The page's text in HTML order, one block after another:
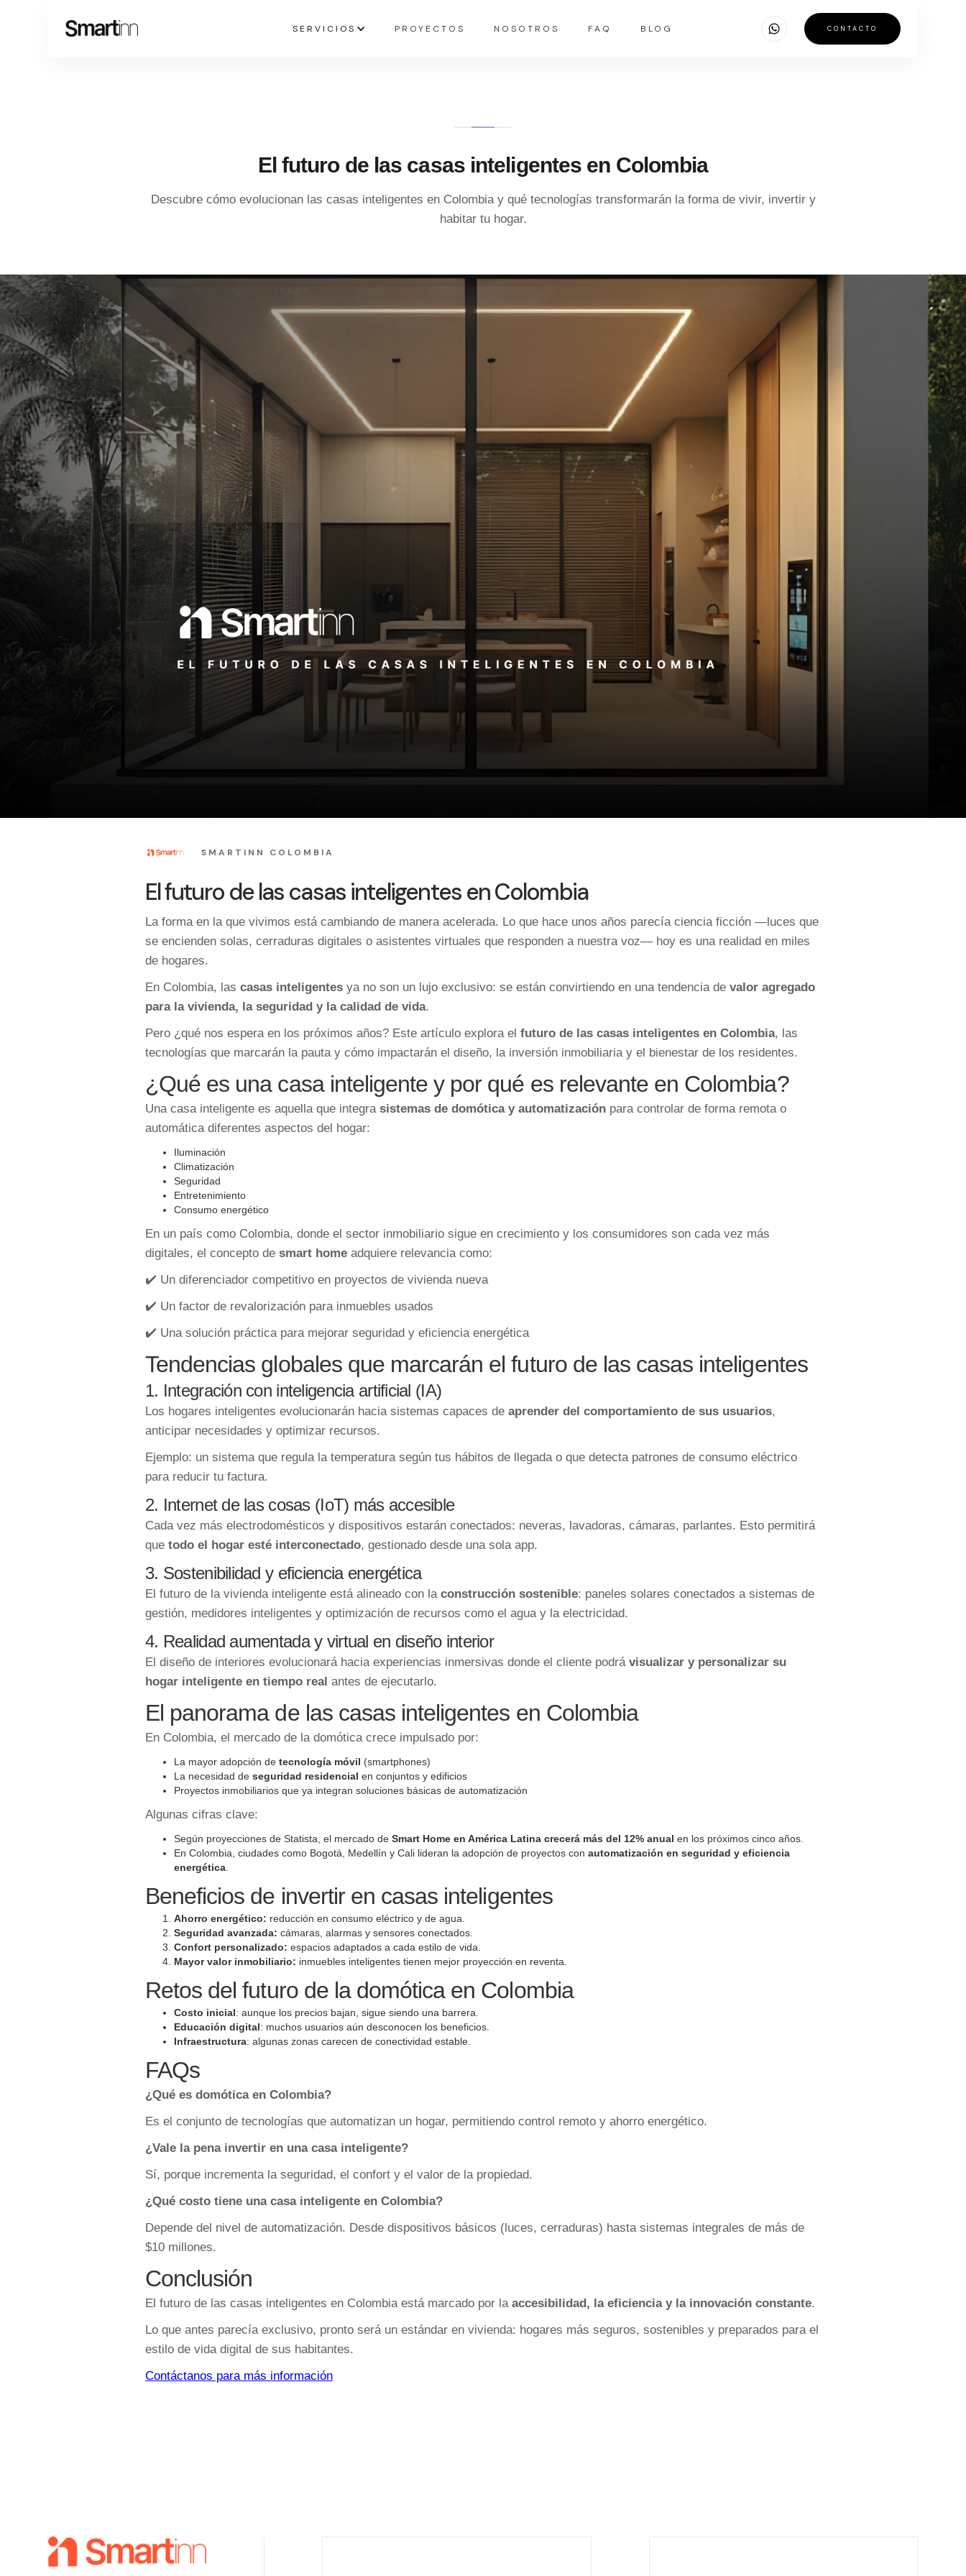
SERVICIOS PROYECTOS NOSOTROS FAQ BLOG CONTACTO
El futuro de las casas inteligentes en Colombia
Descubre cómo evolucionan las casas inteligentes en Colombia y qué tecnologías transformarán la forma de vivir, invertir y
habitar tu hogar.
SMARTINN COLOMBIA
El futuro de las casas inteligentes en Colombia
La forma en la que vivimos está cambiando de manera acelerada. Lo que hace unos años parecía ciencia ficción —luces que
se encienden solas, cerraduras digitales o asistentes virtuales que responden a nuestra voz— hoy es una realidad en miles
de hogares.
En Colombia, las casas inteligentes ya no son un lujo exclusivo: se están convirtiendo en una tendencia de valor agregado
para la vivienda, la seguridad y la calidad de vida.
Pero ¿qué nos espera en los próximos años? Este artículo explora el futuro de las casas inteligentes en Colombia, las
tecnologías que marcarán la pauta y cómo impactarán el diseño, la inversión inmobiliaria y el bienestar de los residentes.
¿Qué es una casa inteligente y por qué es relevante en Colombia?
Una casa inteligente es aquella que integra sistemas de domótica y automatización para controlar de forma remota o
automática diferentes aspectos del hogar:
Iluminación
Climatización
Seguridad
Entretenimiento
Consumo energético
En un país como Colombia, donde el sector inmobiliario sigue en crecimiento y los consumidores son cada vez más
digitales, el concepto de smart home adquiere relevancia como:
✔️ Un diferenciador competitivo en proyectos de vivienda nueva
✔️ Un factor de revalorización para inmuebles usados
✔️ Una solución práctica para mejorar seguridad y eficiencia energética
Tendencias globales que marcarán el futuro de las casas inteligentes
1. Integración con inteligencia artificial (IA)
Los hogares inteligentes evolucionarán hacia sistemas capaces de aprender del comportamiento de sus usuarios,
anticipar necesidades y optimizar recursos.
Ejemplo: un sistema que regula la temperatura según tus hábitos de llegada o que detecta patrones de consumo eléctrico
para reducir tu factura.
2. Internet de las cosas (IoT) más accesible
Cada vez más electrodomésticos y dispositivos estarán conectados: neveras, lavadoras, cámaras, parlantes. Esto permitirá
que todo el hogar esté interconectado, gestionado desde una sola app.
3. Sostenibilidad y eficiencia energética
El futuro de la vivienda inteligente está alineado con la construcción sostenible: paneles solares conectados a sistemas de
gestión, medidores inteligentes y optimización de recursos como el agua y la electricidad.
4. Realidad aumentada y virtual en diseño interior
El diseño de interiores evolucionará hacia experiencias inmersivas donde el cliente podrá visualizar y personalizar su
hogar inteligente en tiempo real antes de ejecutarlo.
El panorama de las casas inteligentes en Colombia
En Colombia, el mercado de la domótica crece impulsado por:
La mayor adopción de tecnología móvil (smartphones)
La necesidad de seguridad residencial en conjuntos y edificios
Proyectos inmobiliarios que ya integran soluciones básicas de automatización
Algunas cifras clave:
Según proyecciones de Statista, el mercado de Smart Home en América Latina crecerá más del 12% anual en los próximos cinco años.
En Colombia, ciudades como Bogotá, Medellín y Cali lideran la adopción de proyectos con automatización en seguridad y eficiencia
energética.
Beneficios de invertir en casas inteligentes
Ahorro energético: reducción en consumo eléctrico y de agua.
Seguridad avanzada: cámaras, alarmas y sensores conectados.
Confort personalizado: espacios adaptados a cada estilo de vida.
Mayor valor inmobiliario: inmuebles inteligentes tienen mejor proyección en reventa.
Retos del futuro de la domótica en Colombia
Costo inicial: aunque los precios bajan, sigue siendo una barrera.
Educación digital: muchos usuarios aún desconocen los beneficios.
Infraestructura: algunas zonas carecen de conectividad estable.
FAQs
¿Qué es domótica en Colombia?
Es el conjunto de tecnologías que automatizan un hogar, permitiendo control remoto y ahorro energético.
¿Vale la pena invertir en una casa inteligente?
Sí, porque incrementa la seguridad, el confort y el valor de la propiedad.
¿Qué costo tiene una casa inteligente en Colombia?
Depende del nivel de automatización. Desde dispositivos básicos (luces, cerraduras) hasta sistemas integrales de más de
$10 millones.
Conclusión
El futuro de las casas inteligentes en Colombia está marcado por la accesibilidad, la eficiencia y la innovación constante.
Lo que antes parecía exclusivo, pronto será un estándar en vivienda: hogares más seguros, sostenibles y preparados para el
estilo de vida digital de sus habitantes.
Contáctanos para más información